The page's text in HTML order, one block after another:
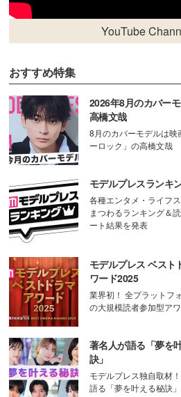
YouTube
おすすめ特集
2026年8月のカバーモ
高橋文哉
8月のカバーモデルは映
ーロック」の高橋文哉
モデルプレスランキ
各種エンタメ・ライフ
まつわるランキング＆
ート結果を発表
モデルプレス ベスト
ワード2025
業界初！ 全プラットフ
の大規模読者参加型ア
著名人が語る「夢を
訣」
モデルプレス独自取材
語る「夢を叶える秘訣」